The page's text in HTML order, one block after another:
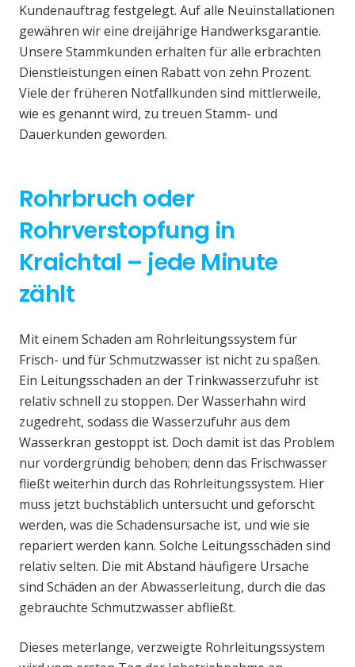
Kundenauftrag festgelegt. Auf alle Neuinstallationen
gewähren wir eine dreijährige Handwerksgarantie.
Unsere Stammkunden erhalten für alle erbrachten
Dienstleistungen einen Rabatt von zehn Prozent.
Viele der früheren Notfallkunden sind mittlerweile,
wie es genannt wird, zu treuen Stamm- und
Dauerkunden geworden.
Rohrbruch oder
Rohrverstopfung in
Kraichtal – jede Minute
zählt
Mit einem Schaden am Rohrleitungssystem für
Frisch- und für Schmutzwasser ist nicht zu spaßen.
Ein Leitungsschaden an der Trinkwasserzufuhr ist
relativ schnell zu stoppen. Der Wasserhahn wird
zugedreht, sodass die Wasserzufuhr aus dem
Wasserkran gestoppt ist. Doch damit ist das Problem
nur vordergründig behoben; denn das Frischwasser
fließt weiterhin durch das Rohrleitungssystem. Hier
muss jetzt buchstäblich untersucht und geforscht
werden, was die Schadensursache ist, und wie sie
repariert werden kann. Solche Leitungsschäden sind
relativ selten. Die mit Abstand häufigere Ursache
sind Schäden an der Abwasserleitung, durch die das
gebrauchte Schmutzwasser abfließt.
Dieses meterlange, verzweigte Rohrleitungssystem